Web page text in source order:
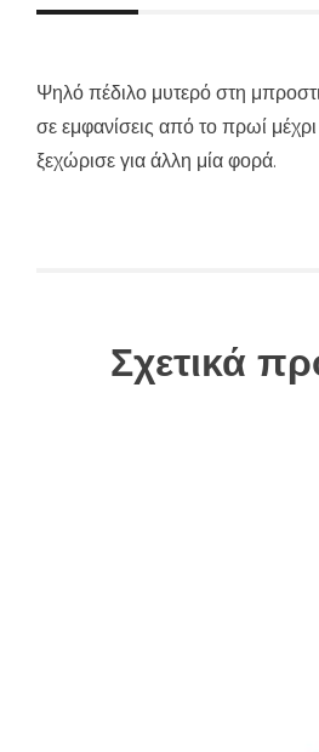
Ψηλό πέδιλο μυτερό στη
σε εμφανίσεις από το πρωί
ξεχώρισε για άλλη μία φορά.
Σχετικά